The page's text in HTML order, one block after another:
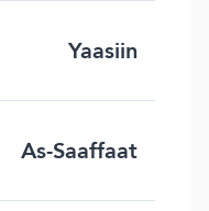
Yaasiin
As-Saaffaat